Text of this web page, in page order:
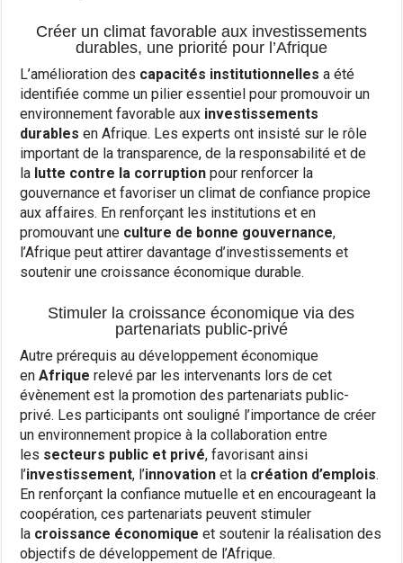
Créer un climat favorable aux investissements
durables, une priorité pour l’Afrique
L’amélioration des capacités institutionnelles a été
identifiée comme un pilier essentiel pour promouvoir un
environnement favorable aux investissements
durablesen Afrique. Les experts ont insisté sur le rôle
important de la transparence, de la responsabilité et de
la lutte contre la corruptionpour renforcer la
gouvernance et favoriser un climat de confiance propice
aux affaires. En renforçant les institutions et en
promouvant une culture de bonne gouvernance,
l’Afrique peut attirer davantage d’investissements et
soutenir une croissance économique durable.
Stimuler la croissance économique via des
partenariats public-privé
Autre prérequis au développement économique
enAfrique relevé par les intervenants lors de cet
évènement est la promotion des partenariats public-
privé. Les participants ont souligné l’importance de créer
un environnement propice à la collaboration entre
les secteurs public et privé, favorisant ainsi
l’investissement, l’innovation et la création d’emplois.
En renforçant la confiance mutuelle et en encourageant la
coopération, ces partenariats peuvent stimuler
la croissance économique et soutenir la réalisation des
objectifs de développement de l’Afrique.